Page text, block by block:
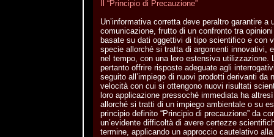
Il “Principio di Precauzione”
Un’informativa corretta deve peraltro garantire a
comunicazione, frutto di un confronto tra
basate su dati oggettivi di tipo scientifico e con
specie allorché si tratta di argomenti innovativi,
nel tempo, con una loro estensiva utilizzazione.
pertanto offrire risposte adeguate agli
seguito all’impiego di nuovi prodotti derivanti da
velocità con cui si ottengono nuovi risultati
loro applicazione pressoché immediata ha
allorché si tratti di un impiego ambientale o su
principio definito “Principio di precauzione” da
un’evidente difficoltà di avere certezze
termine, applicando un approccio cautelativo